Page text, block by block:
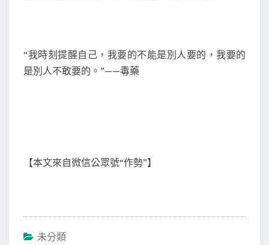
“我時刻提醒自己，我要的不能是別人要的，我要的
是別人不敢要的。”——毒藥
【本文來自微信公眾號“作勢”】
未分類